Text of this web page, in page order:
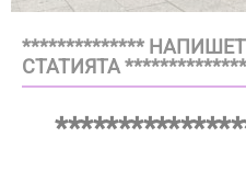
**************
СТАТИЯТА **************